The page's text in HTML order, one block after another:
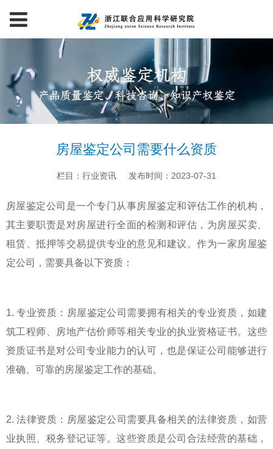
房屋鉴定公司需要什么资质
栏目：行业资讯 发布时间：2023-07-31
房屋鉴定公司是一个专门从事房屋鉴定和评估工作的机构，
其主要职责是对房屋进行全面的检测和评估，为房屋买卖、
租赁、抵押等交易提供专业的意见和建议。作为一家房屋鉴
定公司，需要具备以下资质：
1. 专业资质：房屋鉴定公司需要拥有相关的专业资质，如建
筑工程师、房地产估价师等相关专业的执业资格证书。这些
资质证书是对公司专业能力的认可，也是保证公司能够进行
准确、可靠的房屋鉴定工作的基础。
2. 法律资质：房屋鉴定公司需要具备相关的法律资质，如营
业执照、税务登记证等。这些资质是公司合法经营的基础，